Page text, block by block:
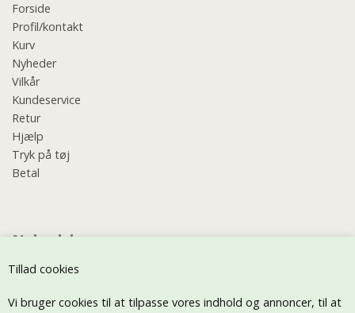
Tillad cookies
Vi bruger cookies til at tilpasse vores indhold og annoncer, til at
Forside
Profil/kontakt
Kurv
Nyheder
Vilkår
Kundeservice
Retur
Hjælp
Tryk på tøj
Betal
Nyhedsbrev